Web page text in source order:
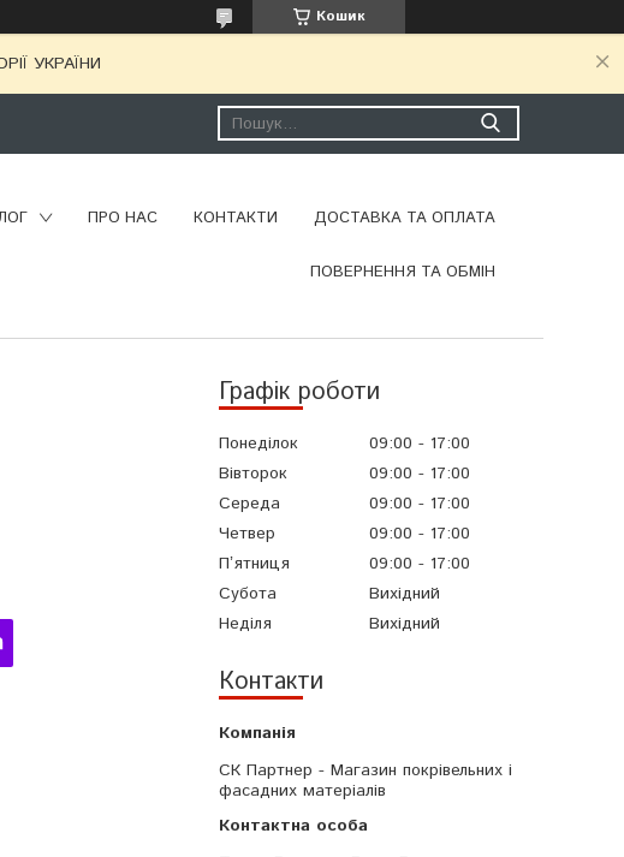
Кошик
УКРАЇНИ
ПРО НАС КОНТАКТИ ДОСТАВКА ТА ОПЛАТА
ПОВЕРНЕННЯ ТА ОБМІН
Графік роботи
Понеділок 09:00
17:00
Вівторок
09:00
17:00
Середа
09:00
17:00
Четвер
09:00
17:00
Пʼятниця
09:00
17:00
Субота
Вихідний
Неділя
Вихідний
Контакти
СК Партнер - Магазин покрівельних і
фасадних матеріалів